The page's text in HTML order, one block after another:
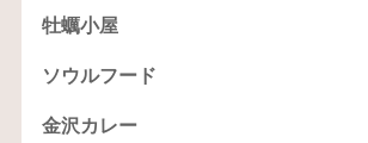
牡蠣小屋
ソウルフード
金沢カレー